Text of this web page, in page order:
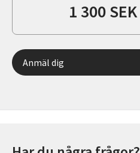
1 300 SEK
Anmäl dig